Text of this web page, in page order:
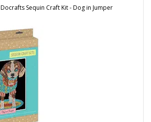
Docrafts Sequin Craft Kit - Dog in Jumper